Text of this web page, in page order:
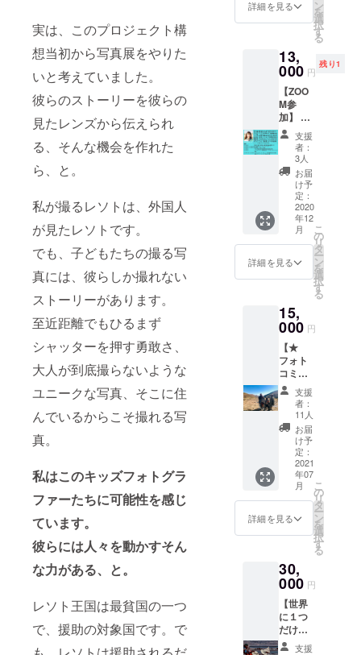
実は、このプロジェクト構
想当初から写真展をやりた
いと考えていました。
彼らのストーリーを彼らの
見たレンズから伝えられ
る、そんな機会を作れた
ら、と。
私が撮るレソトは、外国人
が見たレソトです。
でも、子どもたちの撮る写
真には、彼らしか撮れない
ストーリーがあります。
至近距離でもひるまず
シャッターを押す勇敢さ、
大人が到底撮らないような
ユニークな写真、そこに住
んでいるからこそ撮れる写
真。
私はこのキッズフォトグラ
ファーたちに可能性を感じ
ています。
彼らには人々を動かすそん
な力がある、と。
レソト王国は最貧国の一つ
で、援助の対象国です。で
ディン
グ終了
の方か
ら指定
のメー
ルに”好
き”と”
嫌い”を
テーマ
に撮っ
た写真
を送っ
ていた
だきま
す。(今
年の12
月頃を
予定し
ていま
貰った
子ども
からお
返しに
その子
の撮っ
た写真
と写真
のス
トー
リー、
そして
皆さん
の写真
へのコ
メント
をお送
行けな
いレソ
トと写
真を
使って
繋がっ
てみま
詳細を見る ン
を
選
択
す
る
13,
000 円
残り1
【ZOO
M参
加】 教
育プロ
グラム
の作成
を行っ
たメン
バー
(佐々木
めば
え、新
津萌
絵、渡
邊莉瑚)
の
にご招
待いた
しま
す。(1
時間)
(作成メ
ンバー
のプロ
フィー
ルの詳
細やこ
れまで
の活動
は本文
や10月9
日のイ
ベント
い。) 4
名様限
定で
す。 日
程調整
はクラ
ウド
支援
者：
3人
お届
け予
定：
2020
年12
月
詳細を見る
こ
の
リ
タ
ー
ン
を
選
択
す
る
15,
000 円
【★
フォト
コミュ
ニケー
ション
＆子ど
もたち
が撮っ
た写真
集】 こ
ちらを
選択し
てくだ
さった
皆さん
にはク
ファン
ディン
グ終了
後に私
の方か
ら指定
のメー
支援
者：
11人
お届
け予
定：
2021
年07
月
詳細を見る
こ
の
リ
タ
ー
ン
を
選
択
す
る
30,
000 円
【世界
に１つ
だけの
写ルン
支援